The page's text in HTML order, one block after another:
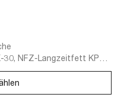
NFZ-Langzeitfett KP2K